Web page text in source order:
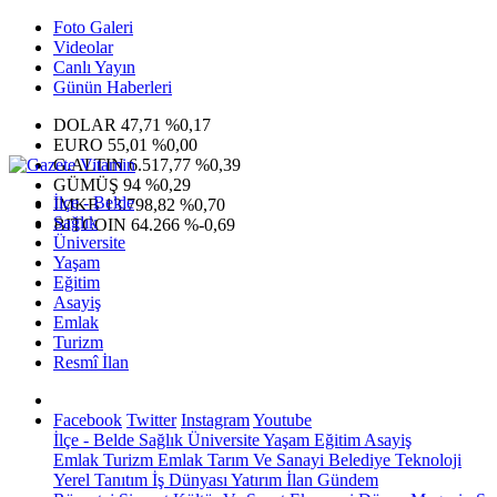
Foto Galeri
Videolar
Canlı Yayın
Günün Haberleri
DOLAR 47,71 %0,17
EURO 55,01 %0,00
G.ALTIN6.517,77 %0,39
GÜMÜŞ 94 %0,29
IMKB13.798,82 %0,70
BITCOIN 64.266 %-0,69
İlçe - Belde
Sağlık
Üniversite
Yaşam
Eğitim
Asayiş
Emlak
Turizm
Resmî İlan
Facebook Twitter InstagramYoutube
İlçe - Belde Sağlık ÜniversiteYaşam Eğitim Asayiş
Emlak Turizm Emlak Tarım Ve Sanayi Belediye Teknoloji
Yerel Tanıtım İş Dünyası Yatırım İlan Gündem